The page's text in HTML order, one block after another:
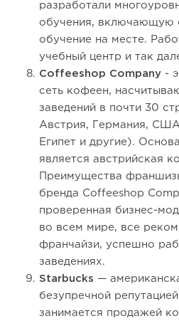
разработали
обучения, включающую
обучение на месте.
учебный центр и так
Coffeeshop Company -
сеть кофеен,
заведений в почти 30
Австрия, Германия,
Египет и другие).
является австрийская
Преимущества
бренда Coffeeshop
проверенная бизнес-
во всем мире, все
франчайзи, успешно
заведениях.
Starbucks —
безупречной
занимается продажей